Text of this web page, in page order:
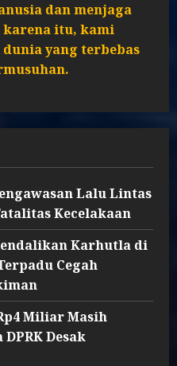
dan menjaga
karena itu, kami
yang terbebas
Lalu Lintas
Kecelakaan
Karhutla di
Cegah
Miliar Masih
Desak